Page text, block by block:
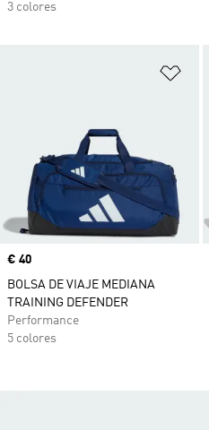
3 colores
Precio
€ 40
BOLSA DE VIAJE MEDIANA
TRAINING DEFENDER
Performance
5 colores